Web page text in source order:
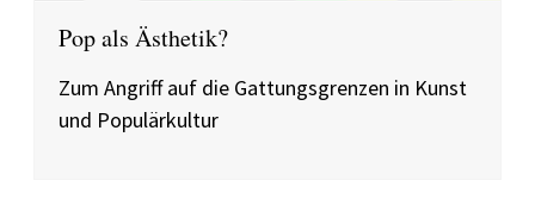
Pop als Ästhetik?
Zum Angriff auf die Gattungsgrenzen in Kunst
und Populärkultur